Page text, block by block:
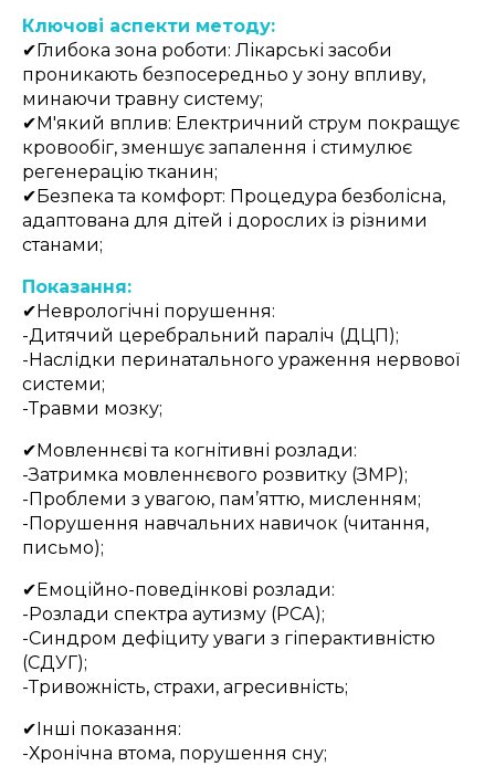
Ключові аспекти методу:
✔Глибока зона роботи: Лікарські засоби
проникають безпосередньо у зону впливу,
минаючи травну систему;
✔М'який вплив: Електричний струм покращує
кровообіг, зменшує запалення і стимулює
регенерацію тканин;
✔Безпека та комфорт: Процедура безболісна,
адаптована для дітей і дорослих із різними
станами;
Показання:
✔Неврологічні порушення:
-Дитячий церебральний параліч (ДЦП);
-Наслідки перинатального ураження нервової
системи;
-Травми мозку;
✔Мовленнєві та когнітивні розлади:
-Затримка мовленнєвого розвитку (ЗМР);
-Проблеми з увагою, пам’яттю, мисленням;
-Порушення навчальних навичок (читання,
письмо);
✔Емоційно-поведінкові розлади:
-Розлади спектра аутизму (РСА);
-Синдром дефіциту уваги з гіперактивністю
(СДУГ);
-Тривожність, страхи, агресивність;
✔Інші показання:
-Хронічна втома, порушення сну;